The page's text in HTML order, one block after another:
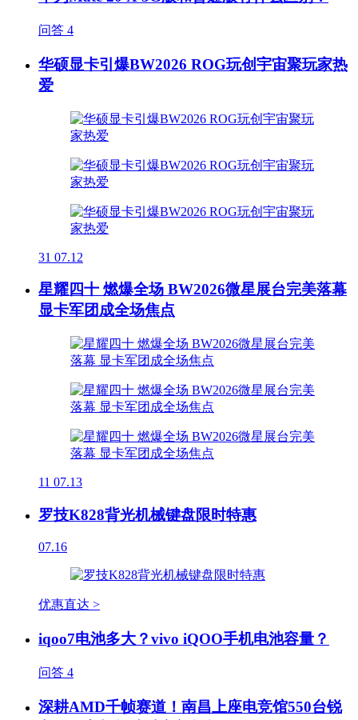
问答 4
华硕显卡引爆BW2026 ROG玩创宇宙聚玩家热
爱
31 07.12
星耀四十 燃爆全场 BW2026微星展台完美落幕
显卡军团成全场焦点
11 07.13
罗技K828背光机械键盘限时特惠
07.16
优惠直达 >
iqoo7电池多大？vivo iQOO手机电池容量？
问答 4
深耕AMD千帧赛道！南昌上座电竞馆550台锐